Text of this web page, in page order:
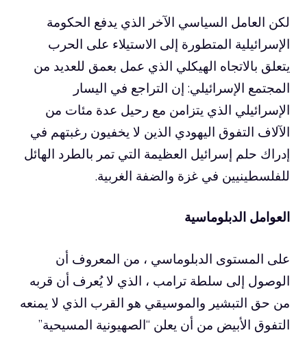
لكن العامل السياسي الآخر الذي يدفع الحكومة
الإسرائيلية المتطورة إلى الاستيلاء على الحرب
يتعلق بالاتجاه الهيكلي الذي عمل بعمق للعديد من
المجتمع الإسرائيلي: إن التراجع في اليسار
الإسرائيلي الذي يتزامن مع رحيل عدة مئات من
الآلاف التفوق اليهودي الذين لا يخفيون رغبتهم في
إدراك حلم إسرائيل العظيمة التي تمر بالطرد الهائل
للفلسطينيين في غزة والضفة الغربية.
العوامل الدبلوماسية
على المستوى الدبلوماسي ، من المعروف أن
الوصول إلى سلطة ترامب ، الذي لا يُعرف أن قربه
من حق التبشير والموسيقي هو القرب الذي لا يمنعه
التفوق الأبيض من أن يعلن “الصهيونية المسيحية”